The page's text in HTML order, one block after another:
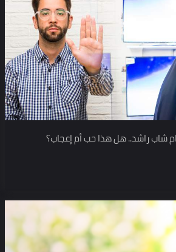
شاب راشد.. هل هذا حب أم إعجاب؟